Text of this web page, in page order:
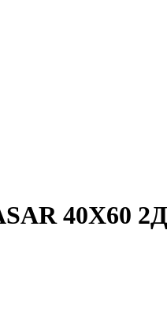
40Х60